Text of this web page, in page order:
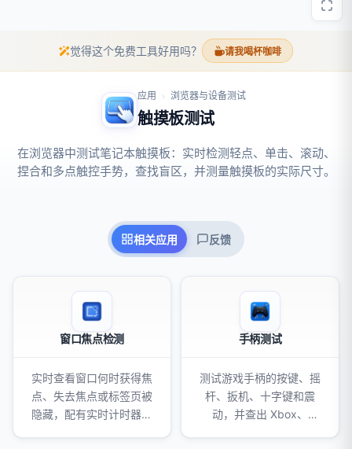
应用 › 浏览器与设备测试
触摸板测试
在浏览器中测试笔记本触摸板：实时检测轻点、单击、滚动、
捏合和多点触控手势，查找盲区，并测量触摸板的实际尺寸。
觉得这个免费工具好用吗？ 请我喝杯咖啡
相关应用 反馈
窗口焦点检测
实时查看窗口何时获得焦
点、失去焦点或标签页被
隐藏，配有实时计时器、
手柄测试
测试游戏手柄的按键、摇
杆、扳机、十字键和震
动，并查出 Xbox、